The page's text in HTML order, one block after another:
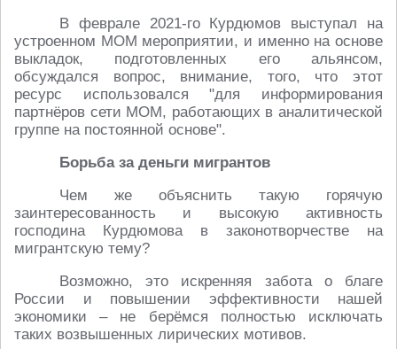
В феврале 2021-го Курдюмов выступал на
устроенном МОМ мероприятии, и именно на основе
выкладок, подготовленных его альянсом,
обсуждался вопрос, внимание, того, что этот
ресурс использовался "для информирования
партнёров сети МОМ, работающих в аналитической
группе на постоянной основе".
Борьба за деньги мигрантов
Чем же объяснить такую горячую
заинтересованность и высокую активность
господина Курдюмова в законотворчестве на
мигрантскую тему?
Возможно, это искренняя забота о благе
России и повышении эффективности нашей
экономики – не берёмся полностью исключать
таких возвышенных лирических мотивов.